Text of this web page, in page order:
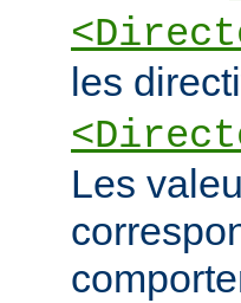
les
Les